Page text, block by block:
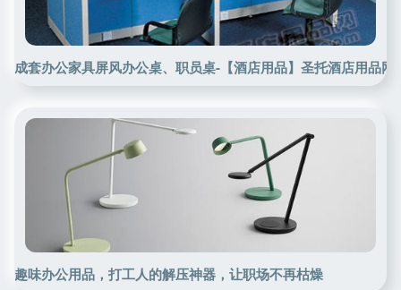
成套办公家具屏风办公桌、职员桌-【酒店用品】圣托酒店用品
趣味办公用品，打工人的解压神器，让职场不再枯燥